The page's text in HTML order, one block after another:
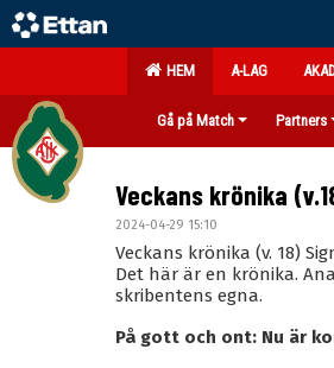
HEM A-LAG
Gå på Match Partners
Veckans krönika
2024-04-29 15:10
Veckans krönika (v. 18)
Det här är en krönika.
skribentens egna.
På gott och ont: Nu är